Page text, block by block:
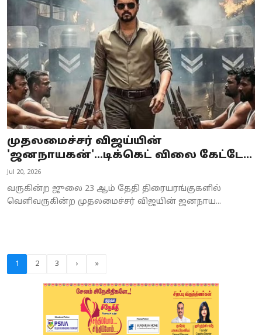
முதலமைச்சர் விஜய்யின்
'ஜனநாயகன்'...டிக்கெட் விலை கேட்டே...
Jul 20, 2026
வருகின்ற ஜுலை 23 ஆம் தேதி திரையரங்குகளில்
வெளிவருகின்ற முதலமைச்சர் விஜயின் ஜனநாய...
1 2 3 › »